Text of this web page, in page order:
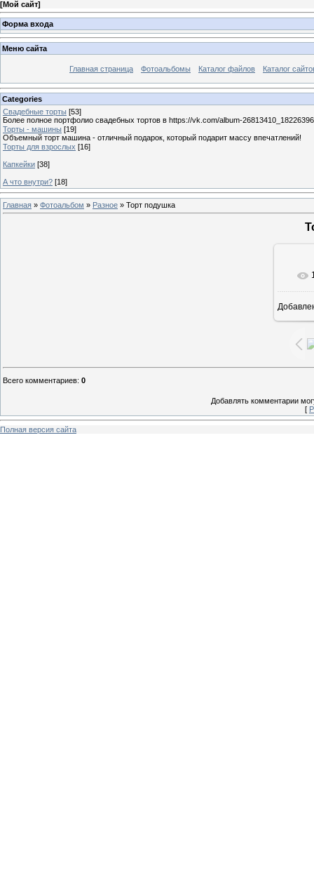
[Мой сайт]
Форма входа
Меню сайта
Главная страница Фотоальбомы Каталог файлов Каталог
Categories
Свадебные торты [53]
Более полное портфолио свадебных тортов в https://vk.com/album-
Торты - машины [19]
Объемный торт машина - отличный подарок, который подарит массу впечатлений!
Торты для взрослых [16]
Капкейки [38]
А что внутри? [18]
Главная » Фотоальбом » Разное » Торт подушка
Всего комментариев: 0
Добавлять комментарии
[
Полная версия сайта